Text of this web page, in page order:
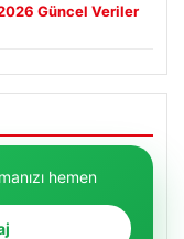
Güncel Veriler
hemen